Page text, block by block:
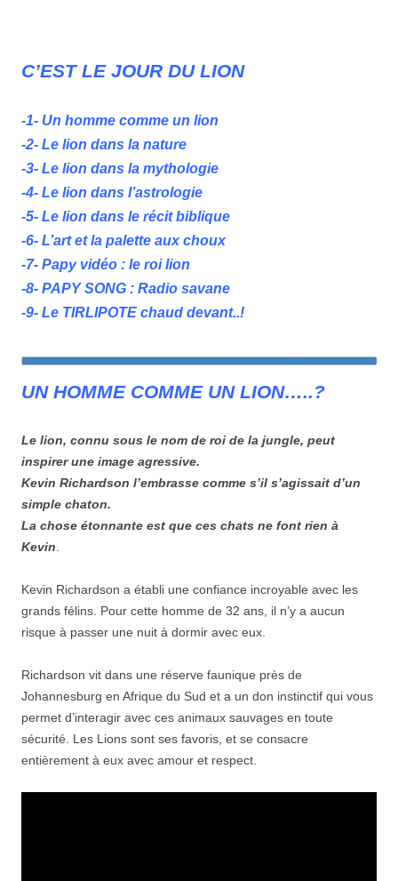
C’EST LE JOUR DU LION
-1- Un homme comme un lion
-2- Le lion dans la nature
-3- Le lion dans la mythologie
-4- Le lion dans l’astrologie
-5- Le lion dans le récit biblique
-6- L’art et la palette aux choux
-7- Papy vidéo : le roi lion
-8- PAPY SONG : Radio savane
-9- Le TIRLIPOTE chaud devant..!
UN HOMME COMME UN LION…..?
Le lion, connu sous le nom de roi de la jungle, peut
inspirer une image agressive.
Kevin Richardson l’embrasse comme s’il s’agissait d’un
simple chaton.
La chose étonnante est que ces chats ne font rien à
Kevin
Kevin Richardson a établi une confiance incroyable avec les
grands félins. Pour cette homme de 32 ans, il n’y a aucun
risque à passer une nuit à dormir avec eux
Richardson vit dans une réserve faunique près de
Johannesburg en Afrique du Sud et a un don instinctif qui vous
permet d’interagir avec ces animaux sauvages en toute
sécurité. Les Lions sont ses favoris, et se consacre
entièrement à eux avec amour et respect.